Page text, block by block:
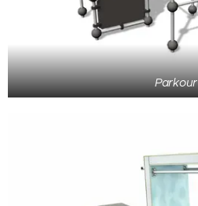
Parkour